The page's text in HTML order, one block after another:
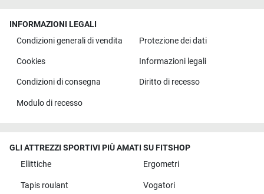
INFORMAZIONI LEGALI
Condizioni generali di vendita
Protezione dei dati
Cookies Informazioni legali
Condizioni di consegna Diritto di recesso
Modulo di recesso
GLI ATTREZZI SPORTIVI PIÙ AMATI SU FITSHOP
Ellittiche
Ergometri
Tapis roulant Vogatori